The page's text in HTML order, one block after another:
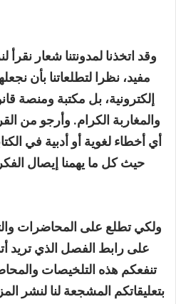
وقد اتخذنا لمدونتنا شعار
مفيد، نظرا لتطلعاتنا بأن
إلكترونية، بل مكتبة ومنصة
والمغاربة الكرام. وأرجو من
أي أخطاء لغوية أو أدبية في
حيث كل ما يهمنا إيصال
ولكي تطلع على المحاضرات
على رابط الفصل الذي تريد
تنفعكم هذه التلخيصات
بتعليقاتكم المشجعة لنا لنشر